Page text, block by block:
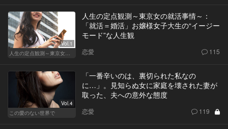
Vol.1
人生の定点観測～東京女の就活事情～：
「就活＝婚活」お嬢様女子大生の“イージー
モード”な人生観
恋愛 115
Vol.4
この愛のない世界で
「一番辛いのは、裏切られた私なの
に…」。見知らぬ女に家庭を壊された妻が
取った、夫への意外な態度
恋愛 119